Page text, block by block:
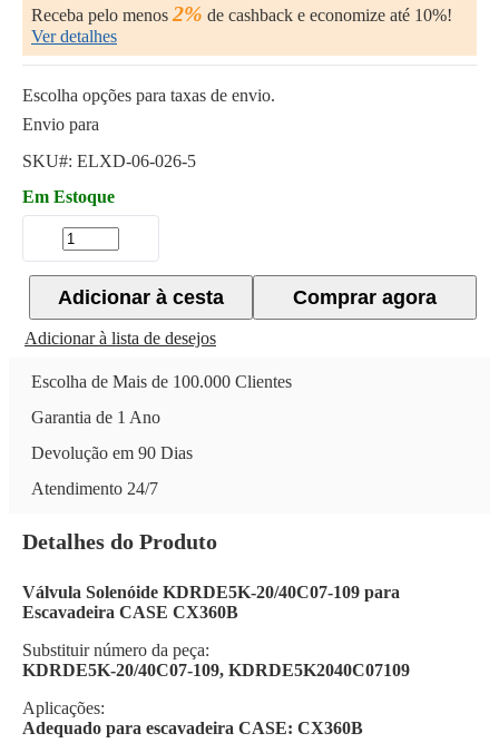
Receba pelo menos 2% de cashback e economize até 10%!
Ver detalhes
Escolha opções para taxas de envio.
Envio para
SKU#: ELXD-06-026-5
Em Estoque
Comprar agora
Adicionar à cesta
Adicionar à lista de desejos
Escolha de Mais de 100.000 Clientes
Garantia de 1 Ano
Devolução em 90 Dias
Atendimento 24/7
Detalhes do Produto
Válvula Solenóide KDRDE5K-20/40C07-109 para
Escavadeira CASE CX360B
Substituir número da peça:
KDRDE5K-20/40C07-109, KDRDE5K2040C07109
Aplicações:
Adequado para escavadeira CASE: CX360B